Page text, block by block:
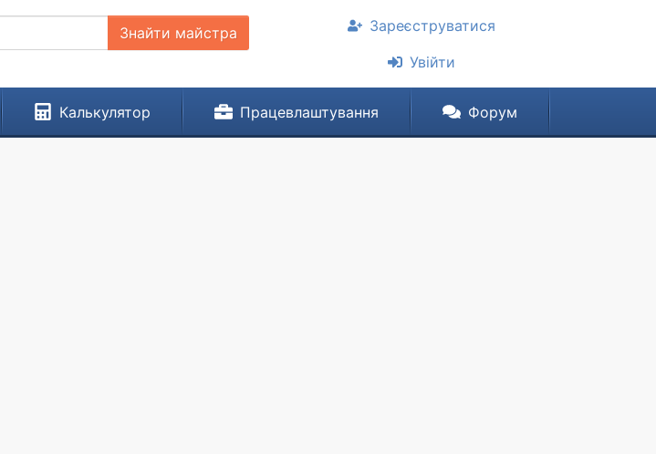
Знайти майстра
Зареєструватися
Увійти
Калькулятор Працевлаштування Форум